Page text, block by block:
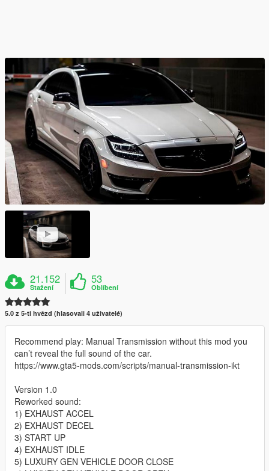
21.152
Stažení
53
Oblíbení
5.0 z 5-ti hvězd (hlasovali 4 uživatelé)
Recommend play: Manual Transmission without this mod you
can’t reveal the full sound of the car.
https://www.gta5-mods.com/scripts/manual-transmission-ikt
Version 1.0
Reworked sound:
1) EXHAUST ACCEL
2) EXHAUST DECEL
3) START UP
4) EXHAUST IDLE
5) LUXURY GEN VEHICLE DOOR CLOSE